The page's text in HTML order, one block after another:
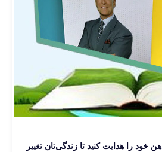
خود را هدایت کنید تا زندگی‌تان تغییر